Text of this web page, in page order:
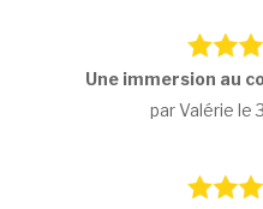
Une immersion au
par Valérie le